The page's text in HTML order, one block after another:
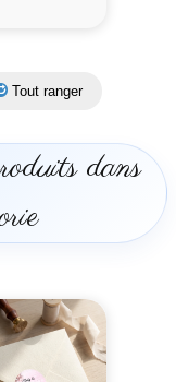
Tout ranger
dans